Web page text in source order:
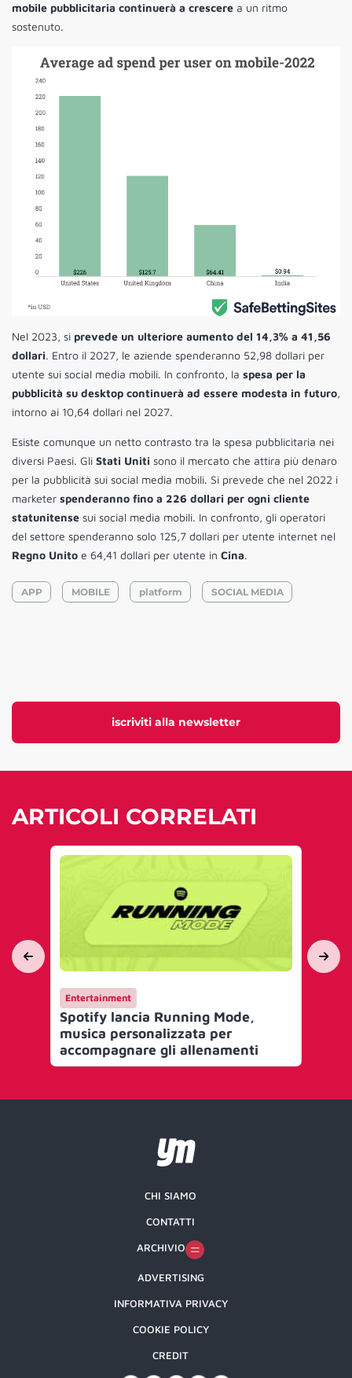
iscriviti alla newsletter
mobile pubblicitaria continuerà a crescere a un ritmo
sostenuto.
Nel 2023, si prevede un ulteriore aumento del 14,3% a 41,56
dollari. Entro il 2027, le aziende spenderanno 52,98 dollari per
utente sui social media mobili. In confronto, la spesa per la
pubblicità su desktop continuerà ad essere modesta in futuro,
intorno ai 10,64 dollari nel 2027.
Esiste comunque un netto contrasto tra la spesa pubblicitaria nei
diversi Paesi. Gli Stati Uniti sono il mercato che attira più denaro
per la pubblicità sui social media mobili. Si prevede che nel 2022 i
marketer spenderanno fino a 226 dollari per ogni cliente
statunitense sui social media mobili. In confronto, gli operatori
del settore spenderanno solo 125,7 dollari per utente internet nel
Regno Unito e 64,41 dollari per utente in Cina.
APP MOBILE platform SOCIAL MEDIA
ARTICOLI CORRELATI
Entertainment
Spotify lancia Running Mode,
musica personalizzata per
accompagnare gli allenamenti
CHI SIAMO
CONTATTI
ARCHIVIO
ADVERTISING
INFORMATIVA PRIVACY
COOKIE POLICY
CREDIT